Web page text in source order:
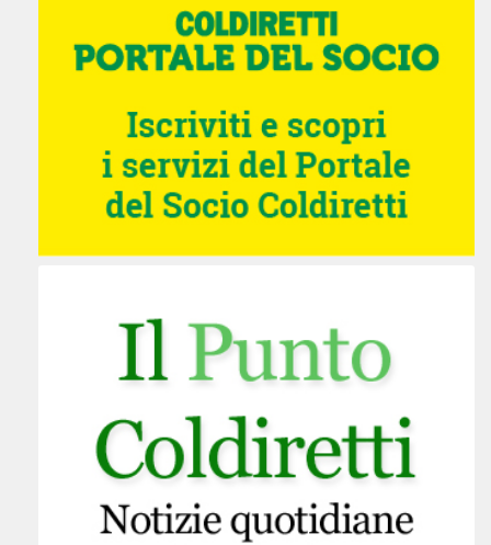
VL. SANTE BIASUZZI 20 - 31038 PAESE,
TREVISO
PAESE VENETO 31038
27.8 km
Percorsi
V. LUIGI PIRON 6 - 35028 PIOVE DI SACCO,
28 km
Percorsi
UFFICIO DI ZONA
31050 VILLORBA, TREVISO